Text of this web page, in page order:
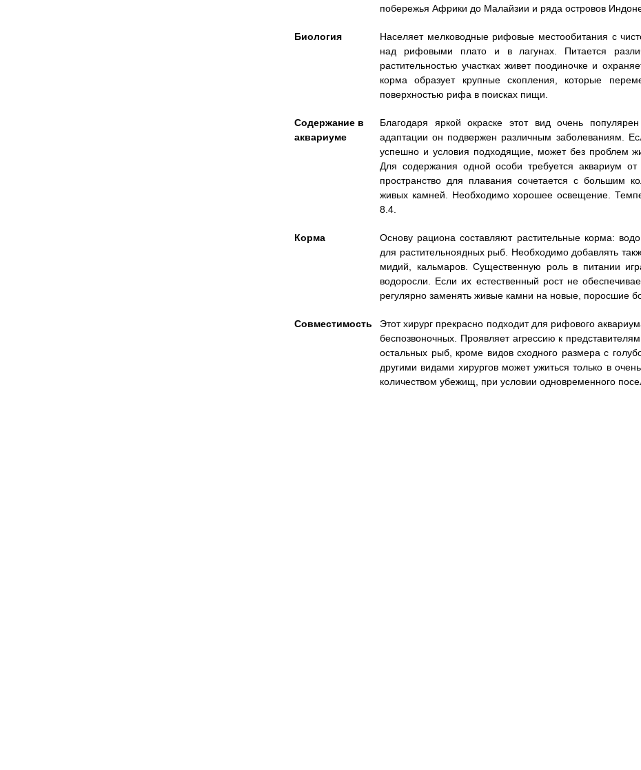
побережья Африки до Малайзии и ряда островов
Биология
Населяет мелководные рифовые местообитания с
над рифовыми плато и в лагунах. Питается
растительностью участках живет поодиночке и
корма образует крупные скопления, которые
поверхностью рифа в поисках пищи.
Содержание в
аквариуме
Благодаря яркой окраске этот вид очень
адаптации он подвержен различным заболеваниям.
успешно и условия подходящие, может без проблем
Для содержания одной особи требуется аквариум
пространство для плавания сочетается с большим
живых камней. Необходимо хорошее освещение.
8.4.
Корма
Основу рациона составляют растительные корма:
для растительноядных рыб. Необходимо добавлять
мидий, кальмаров. Существенную роль в питании
водоросли. Если их естественный рост не
регулярно заменять живые камни на новые, поросшие
Совместимость
Этот хирург прекрасно подходит для рифового
беспозвоночных. Проявляет агрессию к
остальных рыб, кроме видов сходного размера с
другими видами хирургов может ужиться только в
количеством убежищ, при условии одновременного